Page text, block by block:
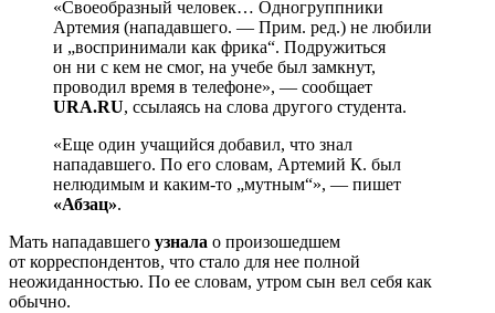
«Своеобразный человек… Одногруппники
Артемия (нападавшего. — Прим. ред.) не любили
и „воспринимали как фрика“. Подружиться
он ни с кем не смог, на учебе был замкнут,
проводил время в телефоне», — сообщает
URA.RU, ссылаясь на слова другого студента.
«Еще один учащийся добавил, что знал
нападавшего. По его словам, Артемий К. был
нелюдимым и каким-то „мутным“», — пишет
«Абзац».
Мать нападавшего узнала о произошедшем
от корреспондентов, что стало для нее полной
неожиданностью. По ее словам, утром сын вел себя как
обычно.